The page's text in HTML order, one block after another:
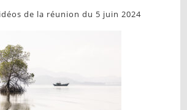
de la réunion du 5 juin 2024